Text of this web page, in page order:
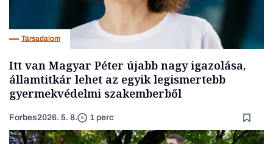
Társadalom
Itt van Magyar Péter újabb nagy igazolása,
államtitkár lehet az egyik legismertebb
gyermekvédelmi szakemberből
Forbes2026. 5. 8. 1 perc